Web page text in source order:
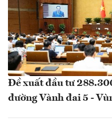
Đề xuất đầu tư
đường Vành đai 5 -